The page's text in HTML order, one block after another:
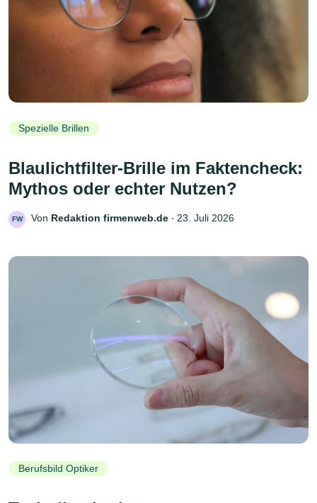
Spezielle Brillen
Blaulichtfilter-Brille im Faktencheck:
Mythos oder echter Nutzen?
FW Von Redaktion firmenweb.de ‧ 23. Juli 2026
Berufsbild Optiker